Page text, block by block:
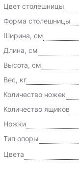
Цвет столешницы
Форма столешницы
Ширина, см
Длина, см
Высота, см
Вес, кг
Количество ножек
Количество ящиков
Ножки
Тип опоры
Цвета